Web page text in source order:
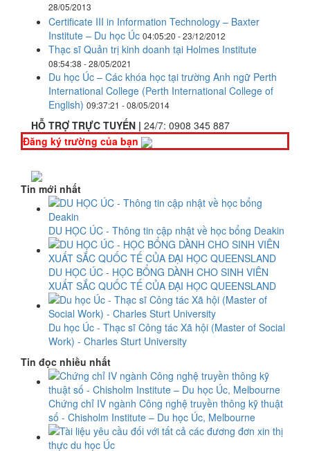
28/05/2013
Certificate III in Information Technology – Baxter
Institute – Du học Úc 04:05:20 - 23/12/2012
Thạc sĩ Quản trị kinh doanh tại Holmes Institute
08:54:38 - 28/05/2021
Du học Úc – Các khóa học tại trường Anh ngữ Perth
International College (Perth International College of
English) 09:37:21 - 08/05/2014
HỖ TRỢ TRỰC TUYẾN | 24/7: 0908 345 887
Đăng ký trường của bạn
Tin mới nhất
DU HỌC ÚC - Thông tin cập nhật về học bổng Deakin
DU HỌC ÚC - HỌC BỔNG DÀNH CHO SINH VIÊN
XUẤT SẮC QUỐC TẾ CỦA ĐẠI HỌC QUEENSLAND
Du học Úc - Thạc sĩ Công tác Xã hội (Master of Social
Work) - Charles Sturt University
Tin đọc nhiều nhất
Chứng chỉ IV ngành Công nghệ truyền thông kỹ thuật
số - Chisholm Institute – Du học Úc, Melbourne